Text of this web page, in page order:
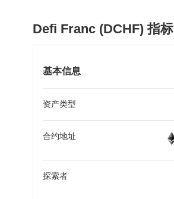
Defi Franc (DCHF) 指标
基本信息
资产类型
合约地址
探索者